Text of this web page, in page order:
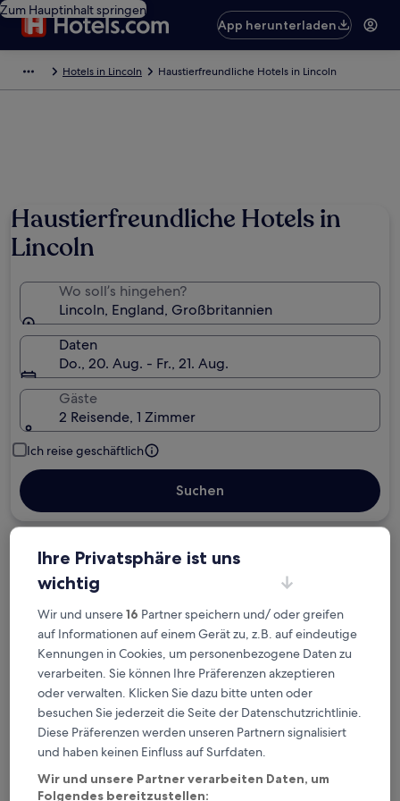
Zum Hauptinhalt springen
App herunterladen
Hotels in Lincoln Haustierfreundliche Hotels in Lincoln
Haustierfreundliche Hotels in
Lincoln
Wo soll’s hingehen?
Lincoln, England, Großbritannien
Daten
Do., 20. Aug. - Fr., 21. Aug.
Gäste
2 Reisende, 1 Zimmer
Ich reise geschäftlich
Suchen
Kostenlose Stornierung bei
Planänderungen
Verdiene Prämien für jede
wahrgenommene Übernachtung
Mehr sparen mit Preisen für Mitglieder
Ihre Privatsphäre ist uns
wichtig
Wir und unsere16 Partner speichern und/ oder greifen
auf Informationen auf einem Gerät zu, z.B. auf eindeutige
Kennungen in Cookies, um personenbezogene Daten zu
verarbeiten. Sie können Ihre Präferenzen akzeptieren
oder verwalten. Klicken Sie dazu bitte unten oder
besuchen Sie jederzeit die Seite der Datenschutzrichtlinie.
Diese Präferenzen werden unseren Partnern signalisiert
und haben keinen Einfluss auf Surfdaten.
Wir und unsere Partner verarbeiten Daten, um
Folgendes bereitzustellen: